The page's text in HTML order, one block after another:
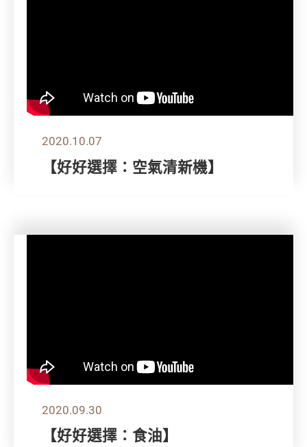
2020.10.07
【好好選擇：空氣清新機】
2020.09.30
【好好選擇：食油】